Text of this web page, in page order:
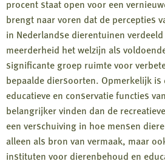
procent staat open voor een
brengt naar voren dat de percepties
in Nederlandse dierentuinen
meerderheid het welzijn als
significante groep ruimte voor
bepaalde diersoorten. Opmerkelijk is
educatieve en conservatie functies
belangrijker vinden dan de
een verschuiving in hoe mensen
alleen als bron van vermaak, maar
instituten voor dierenbehoud en